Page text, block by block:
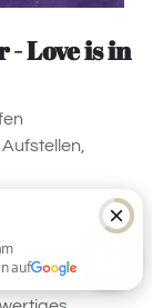
Love is in
beständig